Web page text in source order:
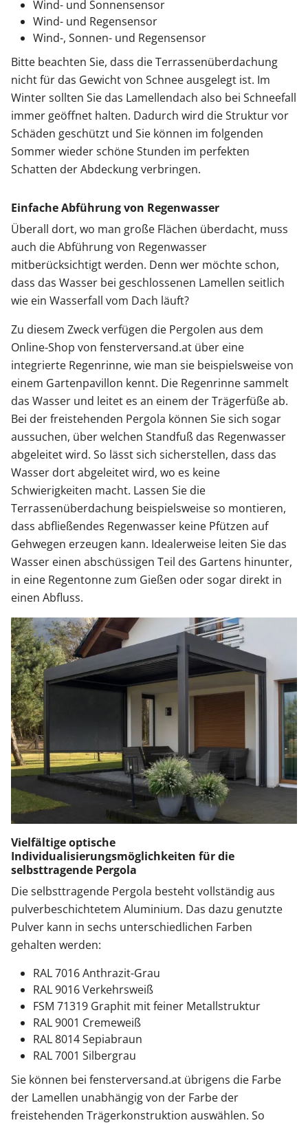
Wind- und Sonnensensor
Wind- und Regensensor
Wind-, Sonnen- und Regensensor
Bitte beachten Sie, dass die Terrassenüberdachung
nicht für das Gewicht von Schnee ausgelegt ist. Im
Winter sollten Sie das Lamellendach also bei Schneefall
immer geöffnet halten. Dadurch wird die Struktur vor
Schäden geschützt und Sie können im folgenden
Sommer wieder schöne Stunden im perfekten
Schatten der Abdeckung verbringen.
Einfache Abführung von Regenwasser
Überall dort, wo man große Flächen überdacht, muss
auch die Abführung von Regenwasser
mitberücksichtigt werden. Denn wer möchte schon,
dass das Wasser bei geschlossenen Lamellen seitlich
wie ein Wasserfall vom Dach läuft?
Zu diesem Zweck verfügen die Pergolen aus dem
Online-Shop von fensterversand.at über eine
integrierte Regenrinne, wie man sie beispielsweise von
einem Gartenpavillon kennt. Die Regenrinne sammelt
das Wasser und leitet es an einem der Trägerfüße ab.
Bei der freistehenden Pergola können Sie sich sogar
aussuchen, über welchen Standfuß das Regenwasser
abgeleitet wird. So lässt sich sicherstellen, dass das
Wasser dort abgeleitet wird, wo es keine
Schwierigkeiten macht. Lassen Sie die
Terrassenüberdachung beispielsweise so montieren,
dass abfließendes Regenwasser keine Pfützen auf
Gehwegen erzeugen kann. Idealerweise leiten Sie das
Wasser einen abschüssigen Teil des Gartens hinunter,
in eine Regentonne zum Gießen oder sogar direkt in
einen Abfluss.
Vielfältige optische
Individualisierungsmöglichkeiten für die
selbsttragende Pergola
Die selbsttragende Pergola besteht vollständig aus
pulverbeschichtetem Aluminium. Das dazu genutzte
Pulver kann in sechs unterschiedlichen Farben
gehalten werden:
RAL 7016 Anthrazit-Grau
RAL 9016 Verkehrsweiß
FSM 71319 Graphit mit feiner Metallstruktur
RAL 9001 Cremeweiß
RAL 8014 Sepiabraun
RAL 7001 Silbergrau
Sie können bei fensterversand.at übrigens die Farbe
der Lamellen unabhängig von der Farbe der
freistehenden Trägerkonstruktion auswählen. So